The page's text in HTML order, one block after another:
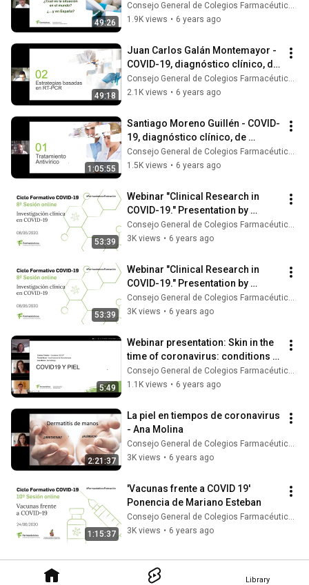
Library
49:26
laboratorio y aspectos
terapéuticos
Consejo General de Colegios Farmacéuticos
1.9K views • 6 years ago
49:18
Juan Carlos Galán Montemayor -
COVID-19, diagnóstico clínico, de
laboratorio y aspectos
terapéuticos
Consejo General de Colegios Farmacéuticos
2.1K views • 6 years ago
1:05:55
Santiago Moreno Guillén - COVID-
19, diagnóstico clínico, de
laboratorio y aspectos
terapéuticos
Consejo General de Colegios Farmacéuticos
1.5K views • 6 years ago
53:39
Webinar "Clinical Research in
COVID-19." Presentation by
Vicente Estrada.
Consejo General de Colegios Farmacéuticos
3K views • 6 years ago
53:39
Webinar "Clinical Research in
COVID-19." Presentation by
Vicente Estrada.
Consejo General de Colegios Farmacéuticos
3K views • 6 years ago
5:49
Webinar presentation: Skin in the
time of coronavirus: conditions
and preparation for de-escalation
Consejo General de Colegios Farmacéuticos
1.1K views • 6 years ago
2:21:37
La piel en tiempos de coronavirus
- Ana Molina
Consejo General de Colegios Farmacéuticos
3K views • 6 years ago
1:15:37
'Vacunas frente a COVID 19'
Ponencia de Mariano Esteban
Consejo General de Colegios Farmacéuticos
3K views • 6 years ago